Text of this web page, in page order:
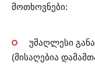
მოთხოვნები:
უმაღლესი
(მისაღებია